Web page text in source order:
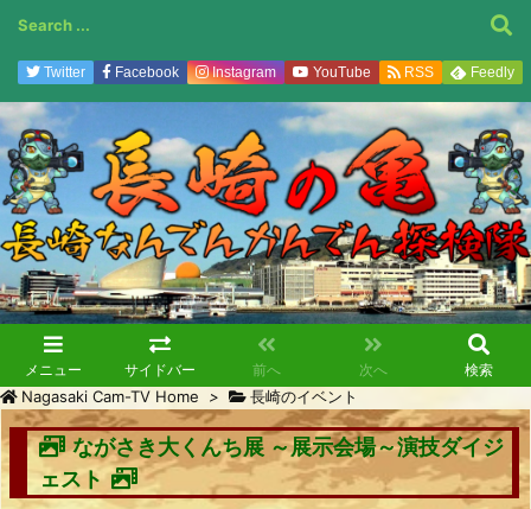
メニュー サイドバー 前へ 次へ 検索
Twitter Facebook Instagram YouTube RSS Feedly
Nagasaki Cam-TV Home > 長崎のイベント
ながさき大くんち展 ～展示会場～演技ダイジ
ェスト